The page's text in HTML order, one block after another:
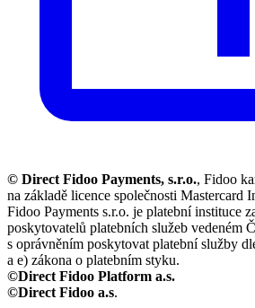
© Direct Fidoo Payments, s.r.o., Fidoo
na základě licence společnosti Mastercard
Fidoo Payments s.r.o. je platební instituce
poskytovatelů platebních služeb vedeném
s oprávněním poskytovat platební služby
a e) zákona o platebním styku.
©Direct Fidoo Platform a.s.
©Direct Fidoo a.s.